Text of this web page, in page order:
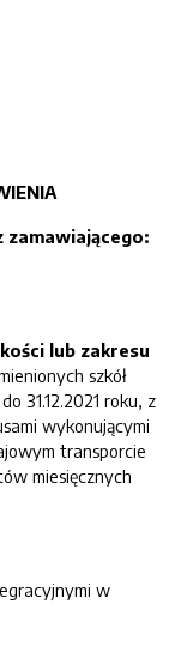
zamawiającego:
lub zakresu
szkół
31.12.2021 roku, z
wykonującymi
transporcie
miesięcznych
w